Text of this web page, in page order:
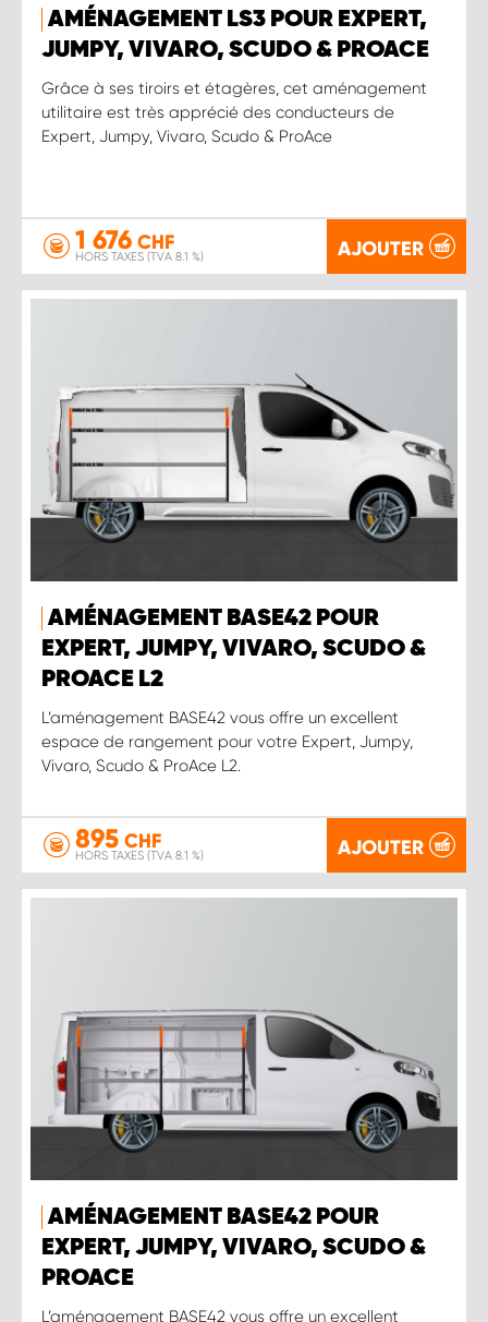
AMÉNAGEMENT LS3 POUR EXPERT,
JUMPY, VIVARO, SCUDO & PROACE
Grâce à ses tiroirs et étagères, cet aménagement
utilitaire est très apprécié des conducteurs de
Expert, Jumpy, Vivaro, Scudo & ProAce
1 676 CHF
HORS TAXES (TVA 8.1 %) AJOUTER
AMÉNAGEMENT BASE42 POUR
EXPERT, JUMPY, VIVARO, SCUDO &
PROACE L2
L’aménagement BASE42 vous offre un excellent
espace de rangement pour votre Expert, Jumpy,
Vivaro, Scudo & ProAce L2.
895 CHF
HORS TAXES (TVA 8.1 %) AJOUTER
AMÉNAGEMENT BASE42 POUR
EXPERT, JUMPY, VIVARO, SCUDO &
PROACE
L’aménagement BASE42 vous offre un excellent